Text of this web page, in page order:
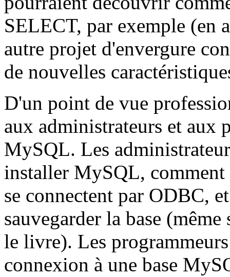
SELECT, par exemple (en
autre projet d'envergure
de nouvelles
D'un point de vue
aux administrateurs et aux
MySQL. Les
installer MySQL,
se connectent par ODBC,
sauvegarder la base
le livre). Les
connexion à une base